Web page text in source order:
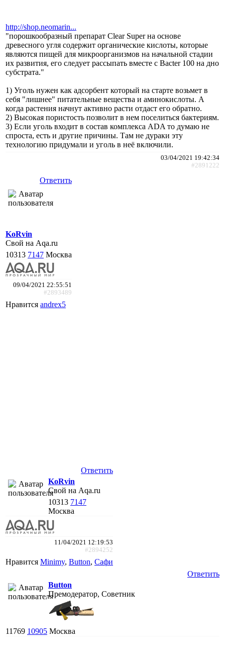
http://shop.neomarin...
"порошкообразный препарат Clear Super на основе
древесного угля содержит органические кислоты, которые
являются пищей для микроорганизмов на начальной стадии
их развития, его следует рассыпать вместе с Bacter 100 на дно
субстрата."
1) Уголь нужен как адсорбент который на старте возьмет в
себя "лишнее" питательные вещества и аминокислоты. А
когда растения начнут активно расти отдаст его обратно.
2) Высокая пористость позволит в нем поселиться бактериям.
3) Если уголь входит в состав комплекса ADA то думаю не
спроста, есть и другие причины. Там не дураки эту
технологию придумали и уголь в неё включили.
03/04/2021 19:42:34
#2891222
Ответить
KoRvin
Свой на Aqa.ru
10313 7147 Москва
09/04/2021 22:55:51
#2893489
Нравится andrex5
Ответить
KoRvin
Свой на Aqa.ru
10313 7147
Москва
11/04/2021 12:19:53
#2894252
Нравится Minimy, Button, Сафи
Ответить
Button
Премодератор, Советник
11769 10905 Москва